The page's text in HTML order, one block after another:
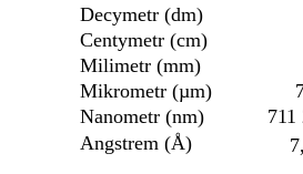
Decymetr (dm)
Centymetr (cm)
Milimetr (mm)
Mikrometr (µm)
Nanometr (nm)
711
Angstrem (Å)